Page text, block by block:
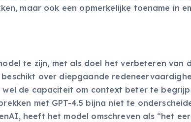
maar ook een opmerkelijke toename in
te zijn, met als doel het verbeteren van
over diepgaande
de capaciteit om context beter te
met GPT-4.5 bijna niet te
heeft het model omschreven als “het